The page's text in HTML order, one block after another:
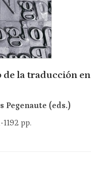
la traducción en
Pegenaute (eds.)
pp.